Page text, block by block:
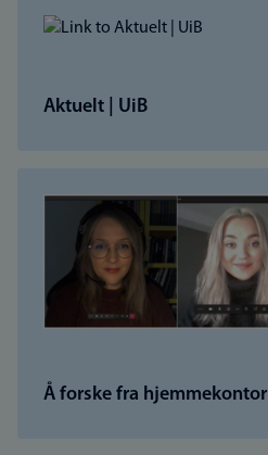
Aktuelt | UiB
Å forske fra hjemmekontor